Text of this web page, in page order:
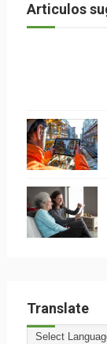
Articulos
Translate